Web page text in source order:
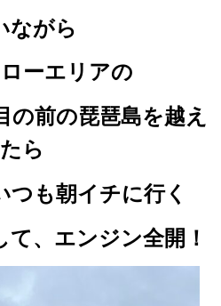
ながら
ーエリアの
の前の琵琶島を越え
たら
つも朝イチに行く
、エンジン全開！